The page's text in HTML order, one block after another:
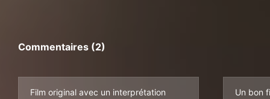
Commentaires (2)
Film original avec un interprétation
Un bon